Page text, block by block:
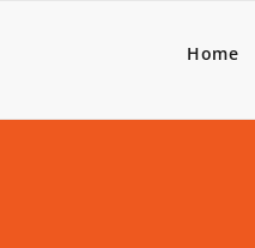
Home